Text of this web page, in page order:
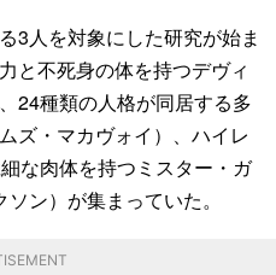
3人を対象にした研究が始ま
と不死身の体を持つデヴィ
24種類の人格が同居する多
ズ・マカヴォイ）、ハイレ
な肉体を持つミスター・ガ
ン）が集まっていた。